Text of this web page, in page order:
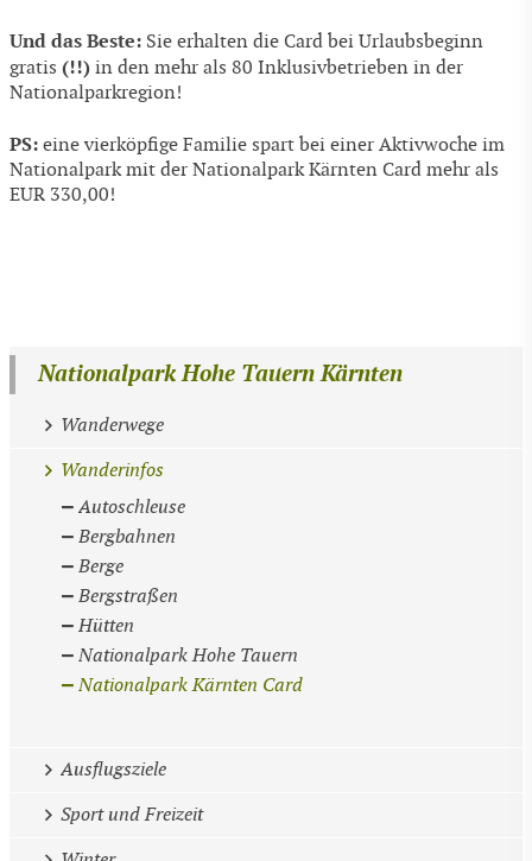
Und das Beste: Sie erhalten die Card bei Urlaubsbeginn
gratis (!!) in den mehr als 80 Inklusivbetrieben in der
Nationalparkregion!
PS: eine vierköpfige Familie spart bei einer Aktivwoche im
Nationalpark mit der Nationalpark Kärnten Card mehr als
EUR 330,00!
Nationalpark Hohe Tauern Kärnten
Wanderwege
Wanderinfos
Autoschleuse
Bergbahnen
Berge
Bergstraßen
Hütten
Nationalpark Hohe Tauern
Nationalpark Kärnten Card
Ausflugsziele
Sport und Freizeit